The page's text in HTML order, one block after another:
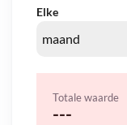
Elke
Totale waarde
---